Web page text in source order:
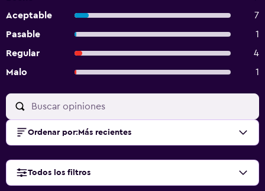
Aceptable
7
Pasable
1
Regular
4
Malo
1
Ordenar por: Más recientes
Todos los filtros